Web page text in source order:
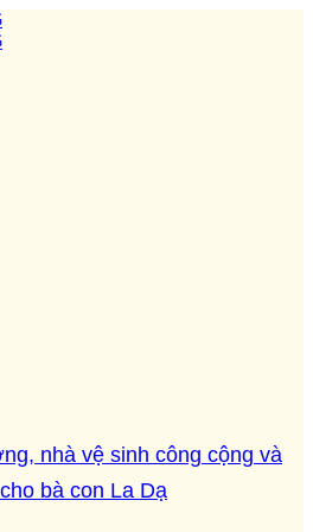
nhà vệ sinh công cộng và
bà con La Dạ